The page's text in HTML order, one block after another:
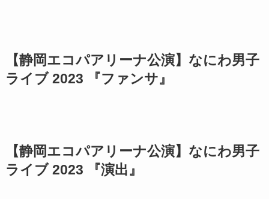
【静岡エコパアリーナ公演】なにわ男子
ライブ 2023 『ファンサ』
【静岡エコパアリーナ公演】なにわ男子
ライブ 2023 『演出』